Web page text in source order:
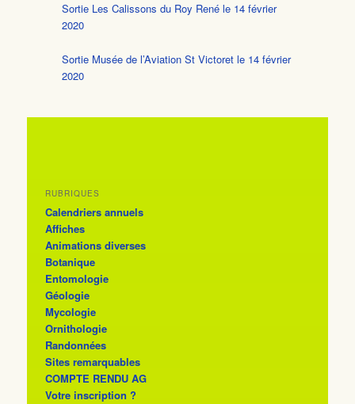
Sortie Les Calissons du Roy René le 14 février
2020
Sortie Musée de l’Aviation St Victoret le 14 février
2020
RUBRIQUES
Calendriers annuels
Affiches
Animations diverses
Botanique
Entomologie
Géologie
Mycologie
Ornithologie
Randonnées
Sites remarquables
COMPTE RENDU AG
Votre inscription ?